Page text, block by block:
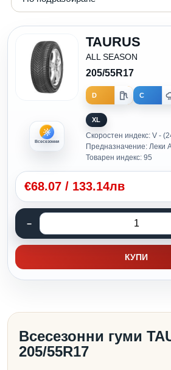
Всесезонни
TAURUS
ALL SEASON
205/55R17
D C
XL
Скоростен индекс: V -
Предназначение: Леки
Товарен индекс: 95
€68.07 / 133.14лв
КУПИ
Всесезонни гуми
205/55R17